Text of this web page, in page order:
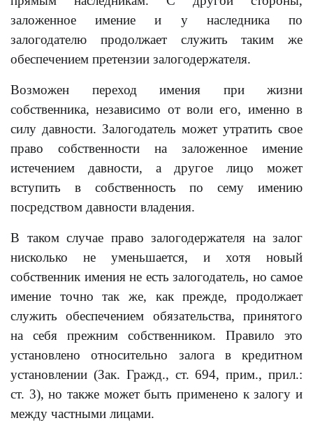
заложенное имение и у наследника по
залогодателю продолжает служить таким же
обеспечением претензии залогодержателя.
Возможен переход имения при жизни
собственника, независимо от воли его, именно в
силу давности. Залогодатель может утратить свое
право собственности на заложенное имение
истечением давности, а другое лицо может
вступить в собственность по сему имению
посредством давности владения.
В таком случае право залогодержателя на залог
нисколько не уменьшается, и хотя новый
собственник имения не есть залогодатель, но самое
имение точно так же, как прежде, продолжает
служить обеспечением обязательства, принятого
на себя прежним собственником. Правило это
установлено относительно залога в кредитном
установлении (Зак. Гражд., ст. 694, прим., прил.:
ст. 3), но также может быть применено к залогу и
между частными лицами.